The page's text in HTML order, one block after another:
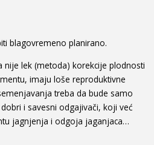
blagovremeno planirano.
nije lek (metoda) korekcije plodnosti
imaju loše reproduktivne
treba da bude samo
i savesni odgajivači, koji već
jagnjenja i odgoja jaganjaca…